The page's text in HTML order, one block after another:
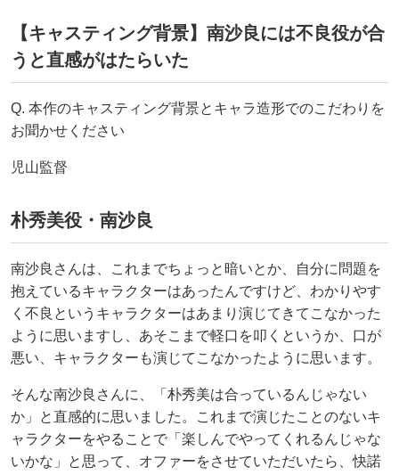
【キャスティング背景】南沙良には不良役が合
うと直感がはたらいた
Q. 本作のキャスティング背景とキャラ造形でのこだわりを
お聞かせください
児山監督
朴秀美役・南沙良
南沙良さんは、これまでちょっと暗いとか、自分に問題を
抱えているキャラクターはあったんですけど、わかりやす
く不良というキャラクターはあまり演じてきてこなかった
ように思いますし、あそこまで軽口を叩くというか、口が
悪い、キャラクターも演じてこなかったように思います。
そんな南沙良さんに、「朴秀美は合っているんじゃない
か」と直感的に思いました。これまで演じたことのないキ
ャラクターをやることで「楽しんでやってくれるんじゃな
いかな」と思って、オファーをさせていただいたら、快諾